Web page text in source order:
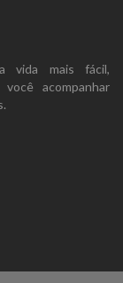
vida mais fácil,
acompanhar